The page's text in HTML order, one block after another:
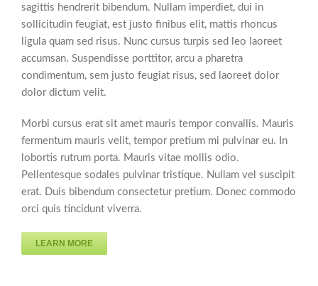
sagittis hendrerit bibendum. Nullam imperdiet, dui in
sollicitudin feugiat, est justo finibus elit, mattis rhoncus
ligula quam sed risus. Nunc cursus turpis sed leo laoreet
accumsan. Suspendisse porttitor, arcu a pharetra
condimentum, sem justo feugiat risus, sed laoreet dolor
dolor dictum velit.
Morbi cursus erat sit amet mauris tempor convallis. Mauris
fermentum mauris velit, tempor pretium mi pulvinar eu. In
lobortis rutrum porta. Mauris vitae mollis odio.
Pellentesque sodales pulvinar tristique. Nullam vel suscipit
erat. Duis bibendum consectetur pretium. Donec commodo
orci quis tincidunt viverra.
LEARN MORE